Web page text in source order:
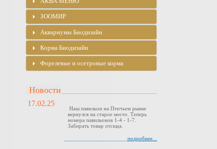
ЗООМИР
Аквариумы Биодизайн
Корма Биодизайн
Форелевые и осетровые корма
Новости
17.02.25
Наш павильон на Птичьем рынке
вернулся на старое место. Теперь
номера павильонов 1-4 - 1-7.
Забирать товар отсюда.
подробнее...